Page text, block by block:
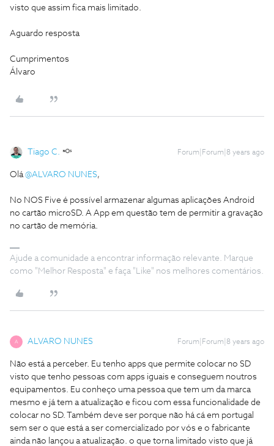
visto que assim fica mais limitado.
Aguardo resposta
Cumprimentos
Álvaro
Tiago C. Forum|Forum|8 years ago
Olá@ALVARO NUNES,
No NOS Five é possível armazenar algumas aplicações Android
no cartão microSD. A App em questão tem de permitir a gravação
no cartão de memória.
Ajude a comunidade a encontrar informação relevante. Marque
como "Melhor Resposta" e faça "Like" nos melhores comentários.
A ALVARO NUNES Forum|Forum|8 years ago
Não está a perceber. Eu tenho apps que permite colocar no SD
visto que tenho pessoas com apps iguais e conseguem noutros
equipamentos. Eu conheço uma pessoa que tem um da marca
mesmo e já tem a atualização e ficou com essa funcionalidade de
colocar no SD. Também deve ser porque não há cá em portugal
sem ser o que está a ser comercializado por vós e o fabricante
ainda não lançou a atualização. o que torna limitado visto que já